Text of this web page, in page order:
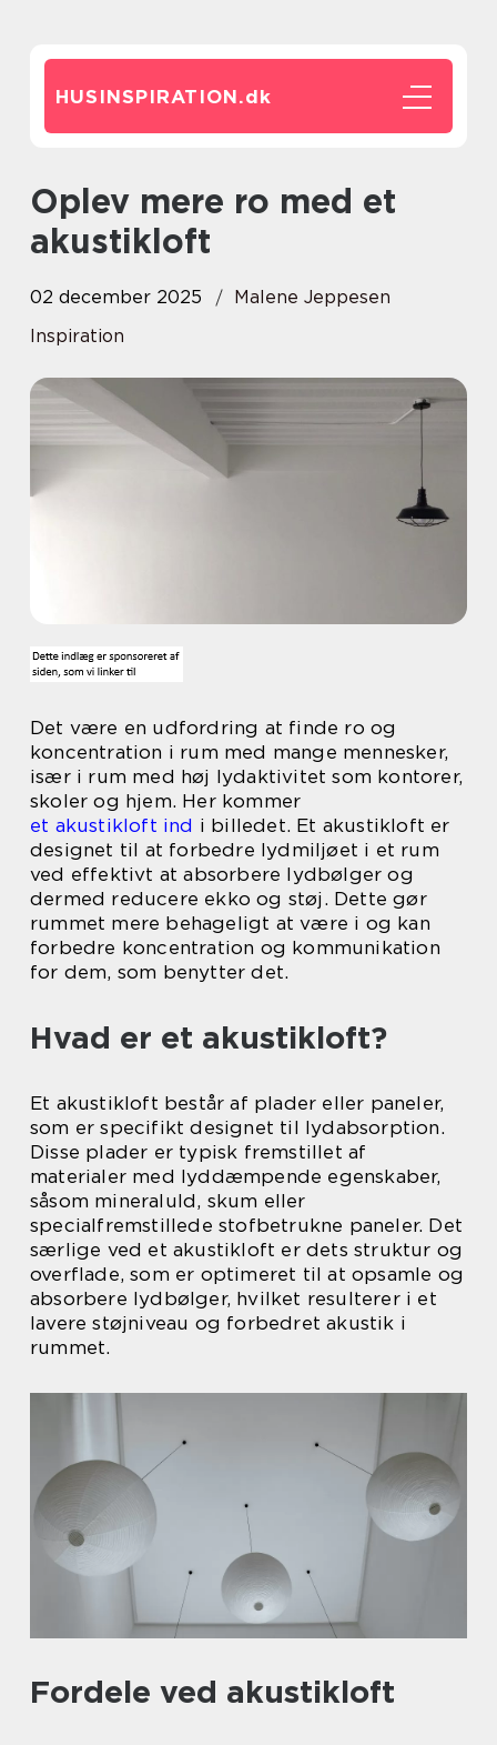
HUSINSPIRATION.dk
Oplev mere ro med et
akustikloft
02 december 2025
Malene Jeppesen
Inspiration
Det være en udfordring at finde ro og
koncentration i rum med mange mennesker,
især i rum med høj lydaktivitet som kontorer,
skoler og hjem. Her kommer
et akustikloft ind i billedet. Et akustikloft er
designet til at forbedre lydmiljøet i et rum
ved effektivt at absorbere lydbølger og
dermed reducere ekko og støj. Dette gør
rummet mere behageligt at være i og kan
forbedre koncentration og kommunikation
for dem, som benytter det.
Hvad er et akustikloft?
Et akustikloft består af plader eller paneler,
som er specifikt designet til lydabsorption.
Disse plader er typisk fremstillet af
materialer med lyddæmpende egenskaber,
såsom mineraluld, skum eller
specialfremstillede stofbetrukne paneler. Det
særlige ved et akustikloft er dets struktur og
overflade, som er optimeret til at opsamle og
absorbere lydbølger, hvilket resulterer i et
lavere støjniveau og forbedret akustik i
rummet.
Fordele ved akustikloft